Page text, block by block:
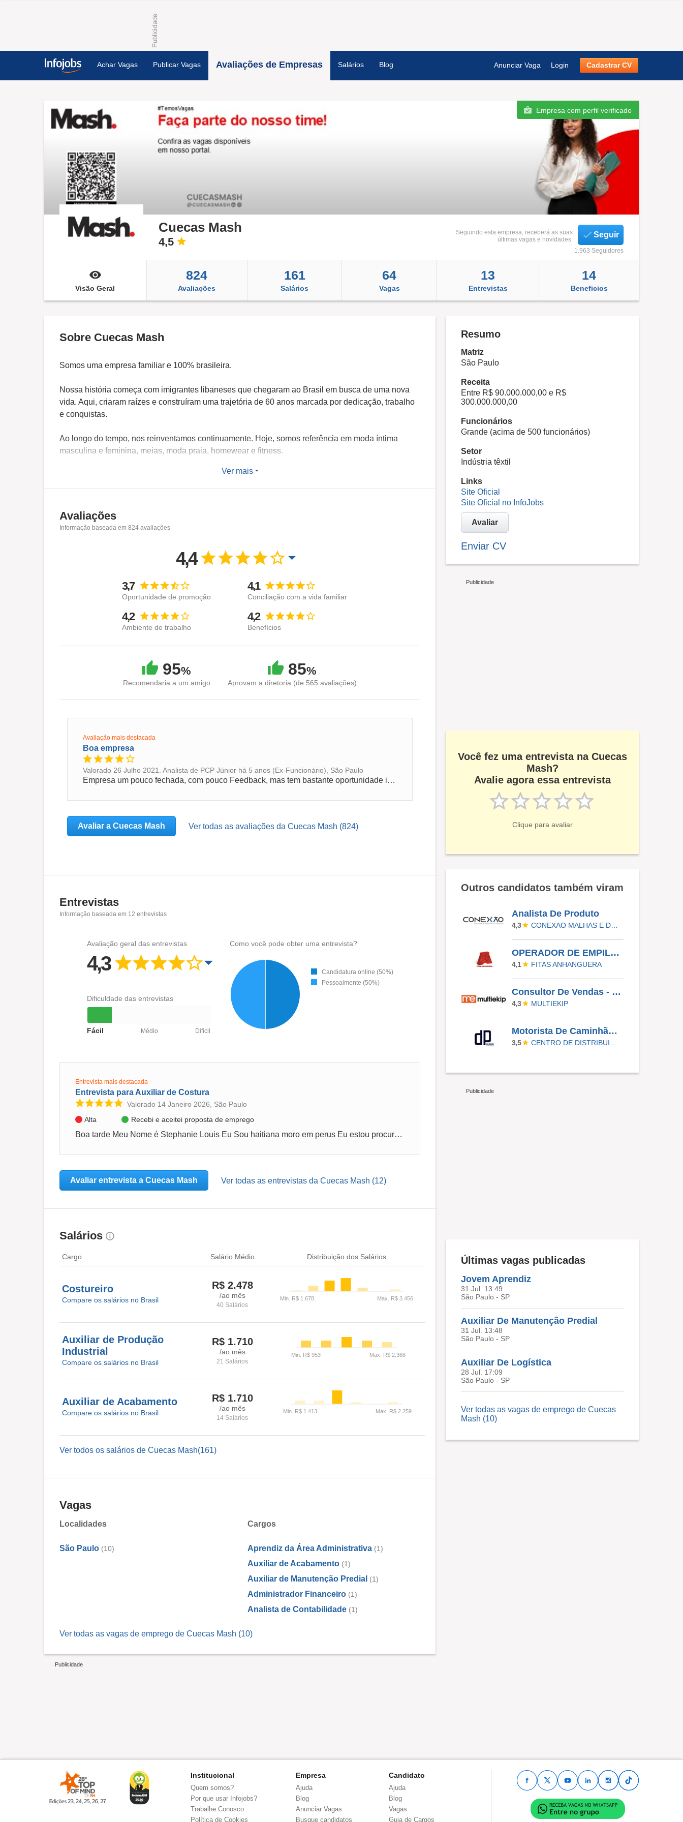
Achar Vagas Publicar Vagas Avaliações de Empresas Salários Blog Anunciar Vaga Login Cadastrar CV
Empresa com perfil verificado
Cuecas Mash
4,5
Seguindo esta empresa, receberá as suas
últimas vagas e novidades.
Seguir
1.963 Seguidores
Visão Geral
824
Avaliações
161
Salários
64
Vagas
13
Entrevistas
14
Beneficios
Sobre Cuecas Mash
Somos uma empresa familiar e 100% brasileira.
Nossa história começa com imigrantes libaneses que chegaram ao Brasil em busca de uma nova
vida. Aqui, criaram raízes e construíram uma trajetória de 60 anos marcada por dedicação, trabalho
e conquistas.
Ao longo do tempo, nos reinventamos continuamente. Hoje, somos referência em moda íntima
masculina e feminina, meias, moda praia, homewear e fitness.
Unimos qualidade, design diferenciado e inovação constante para garantir a satisfação dos nossos
consumidores.
Produzimos 100% das peças que comercializamos e contamos com certificação ABVTEX, que
assegura práticas responsáveis e a não utilização de trabalho escravo ou infantil. Temos orgulho
Além da marca Mash, contamos também com a SHE, voltada ao público feminino, e atuamos na
Acreditamos que pessoas são o centro de tudo. Por isso, valorizamos o bem-estar dos nossos
Ressignificar a moda íntima, promovendo produtos de alta qualidade e inovadores, que atendam às
necessidades e expectativas dos nossos parceiros e clientes.
Ver mais
Avaliações
Informação baseada em 824 avaliações
4,4
3,7
Oportunidade de promoção
4,1
Conciliação com a vida familiar
4,2
Ambiente de trabalho
4,2
Benefícios
95%
Recomendaria a um amigo
85%
Aprovam a diretoria (de 565 avaliações)
Avaliação mais destacada
Boa empresa
Valorado 26 Julho 2021. Analista de PCP Júnior há 5 anos (Ex-Funcionário), São Paulo
Empresa um pouco fechada, com pouco Feedback, mas tem bastante oportunidade interna.
Avaliar a Cuecas Mash Ver todas as avaliações da Cuecas Mash (824)
Entrevistas
Informação baseada em 12 entrevistas
Avaliação geral das entrevistas
4,3
Dificuldade das entrevistas
Fácil Médio Dificil
Como você pode obter uma entrevista?
Candidatura online (50%)
Pessoalmente (50%)
Entrevista mais destacada
Entrevista para Auxiliar de Costura
Valorado 14 Janeiro 2026, São Paulo
Alta
Recebi e aceitei proposta de emprego
Boa tarde Meu Nome é Stephanie Louis Eu Sou haitiana moro em perus Eu estou procurando uma vaga de emprego
Avaliar entrevista a Cuecas Mash Ver todas as entrevistas da Cuecas Mash (12)
Salários
Cargo Salário Médio Distribuição dos Salários
Costureiro
Compare os salários no Brasil
R$ 2.478
/ao mês
40 Salários
Auxiliar de Produção
Industrial
Compare os salários no Brasil
R$ 1.710
/ao mês
21 Salários
Auxiliar de Acabamento
Compare os salários no Brasil
R$ 1.710
/ao mês
14 Salários
Ver todos os salários de Cuecas Mash(161)
Vagas
Localidades
São Paulo (10)
Cargos
Aprendiz da Área Administrativa (1)
Auxiliar de Acabamento (1)
Auxiliar de Manutenção Predial (1)
Administrador Financeiro (1)
Analista de Contabilidade (1)
Ver todas as vagas de emprego de Cuecas Mash (10)
Resumo
Matriz
São Paulo
Receita
Entre R$ 90.000.000,00 e R$
300.000.000,00
Funcionários
Grande (acima de 500 funcionários)
Setor
Indústria têxtil
Links
Site Oficial
Site Oficial no InfoJobs
Avaliar
Enviar CV
Você fez uma entrevista na Cuecas
Mash?
Avalie agora essa entrevista
Clique para avaliar
Outros candidatos também viram
Analista De Produto
4,3
OPERADOR DE EMPILHADEIRA - ALMOXERIFADO ( COM EXPERIÊNCIA EM EMPILHADEIRA )
4,1 FITAS ANHANGUERA
Consultor De Vendas - Para Todos Os Estados Do Brasil
4,3 MULTIEKIP
Motorista De Caminhão - Hab D
3,5
Últimas vagas publicadas
Jovem Aprendiz
31 Jul. 13:49
São Paulo - SP
Auxiliar De Manutenção Predial
31 Jul. 13:48
São Paulo - SP
Auxiliar De Logística
28 Jul. 17:09
São Paulo - SP
Ver todas as vagas de emprego de Cuecas
Mash (10)
Institucional
Quem somos?
Por que usar Infojobs?
Trabalhe Conosco
Política de Cookies
Empresa
Ajuda
Blog
Anunciar Vagas
Busque candidatos
Candidato
Ajuda
Blog
Vagas
Guia de Cargos